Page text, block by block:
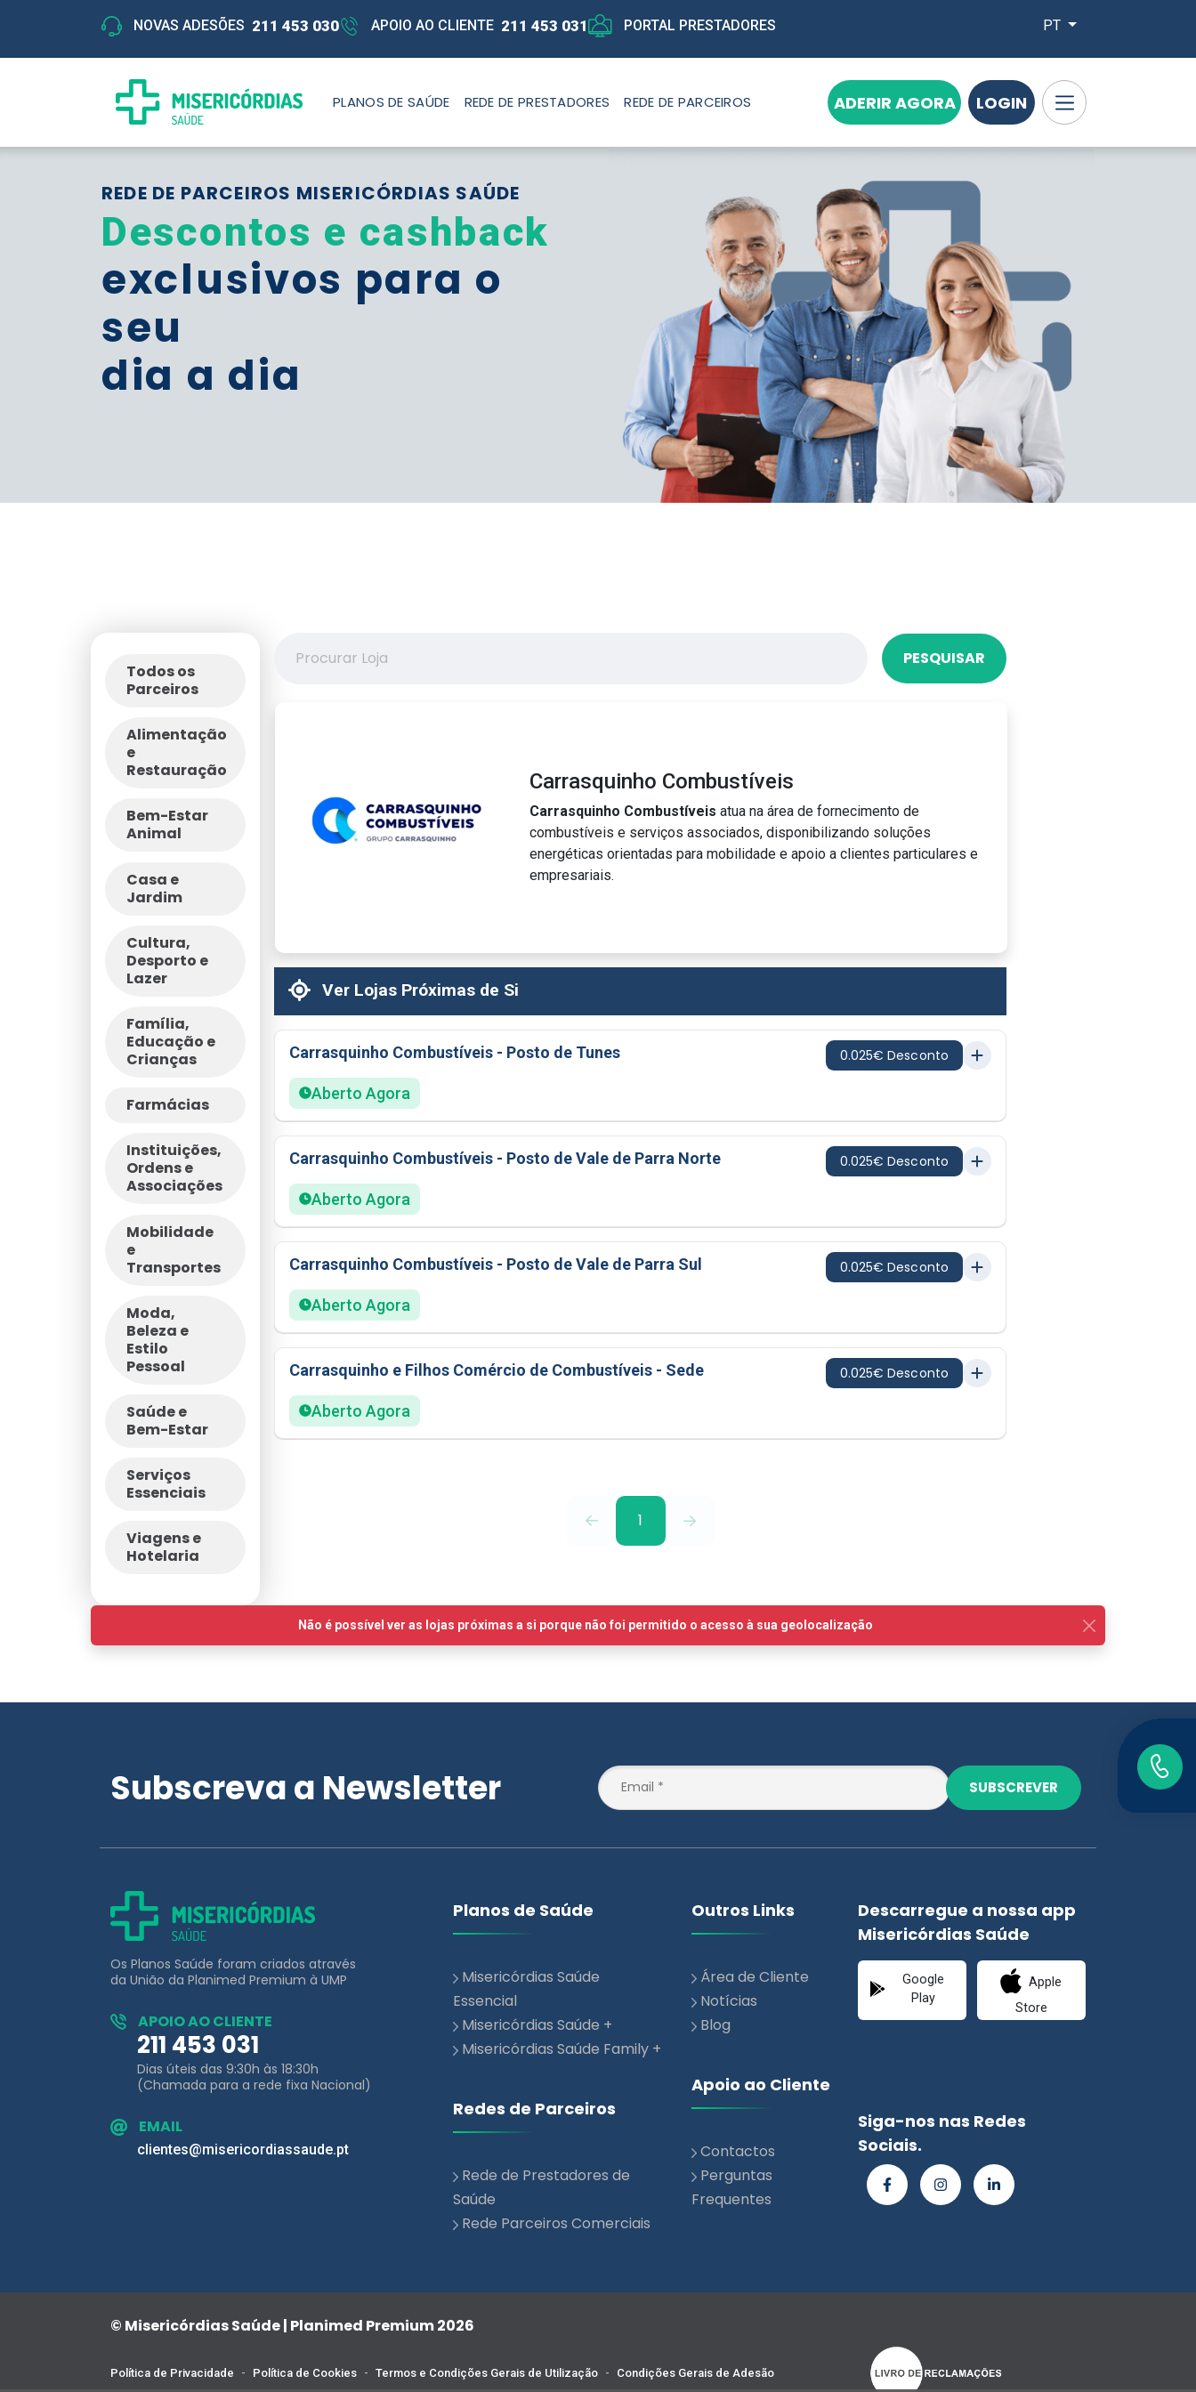
NOVAS ADESÕES 211 453 030 APOIO AO CLIENTE 211 453 031 PORTAL PRESTADORES PT
PLANOS DE SAÚDE REDE DE PRESTADORES REDE DE PARCEIROS ADERIR AGORA LOGIN
REDE DE PARCEIROS MISERICÓRDIAS SAÚDE
Descontos e cashback
exclusivos para o
seu
dia a dia
Todos os
Parceiros
Alimentação
e
Restauração
Bem-Estar
Animal
Casa e
Jardim
Cultura,
Desporto e
Lazer
Família,
Educação e
Crianças
Farmácias
Instituições,
Ordens e
Associações
Mobilidade
e
Transportes
Moda,
Beleza e
Estilo
Pessoal
Saúde e
Bem-Estar
Serviços
Essenciais
Viagens e
Hotelaria
PESQUISAR
Carrasquinho Combustíveis
Carrasquinho Combustíveis atua na área de fornecimento de
combustíveis e serviços associados, disponibilizando soluções
energéticas orientadas para mobilidade e apoio a clientes particulares e
empresariais.
Ver Lojas Próximas de Si
Carrasquinho Combustíveis - Posto de Tunes 0.025€ Desconto
Aberto Agora
Carrasquinho Combustíveis - Posto de Vale de Parra Norte 0.025€ Desconto
Aberto Agora
Carrasquinho Combustíveis - Posto de Vale de Parra Sul 0.025€ Desconto
Aberto Agora
Carrasquinho e Filhos Comércio de Combustíveis - Sede 0.025€ Desconto
Aberto Agora
1
Os Planos Saúde foram criados através
da União da Planimed Premium à UMP
APOIO AO CLIENTE
211 453 031
Dias úteis das 9:30h às 18:30h
(Chamada para a rede fixa Nacional)
EMAIL
clientes@misericordiassaude.pt
Misericórdias Saúde
Misericórdias Saúde +
Misericórdias Saúde Family +
Redes de Parceiros
Rede de Prestadores de
Rede Parceiros Comerciais
Área de Cliente
Blog
Apoio ao Cliente
Contactos
Frequentes
Google
Play
Apple
Política de Privacidade Política de Cookies - Termos e Condições Gerais de Utilização